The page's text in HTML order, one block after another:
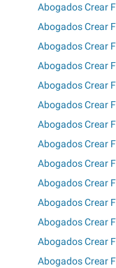
Abogados Crear
Abogados Crear
Abogados Crear
Abogados Crear
Abogados Crear
Abogados Crear
Abogados Crear
Abogados Crear
Abogados Crear
Abogados Crear
Abogados Crear
Abogados Crear
Abogados Crear
Abogados Crear